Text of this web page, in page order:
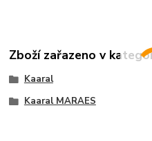
Zboží zařazeno v
Kaaral
Kaaral MARAES